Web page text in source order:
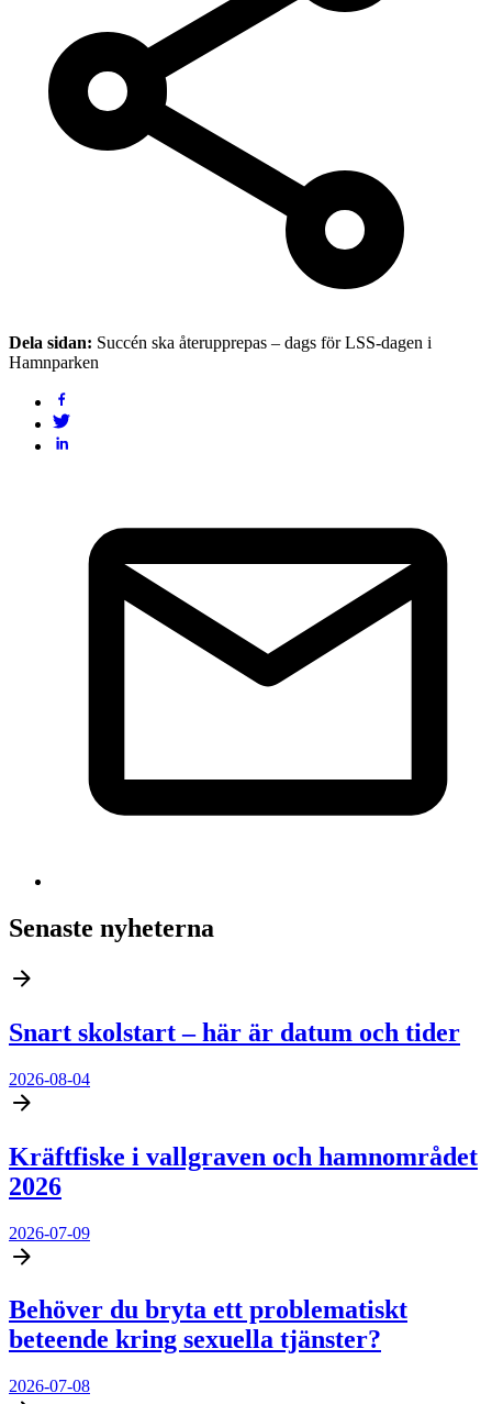
Dela sidan: Succén ska återupprepas – dags för LSS-dagen i
Hamnparken
Senaste nyheterna
Snart skolstart – här är datum och tider
2026-08-04
Kräftfiske i vallgraven och hamnområdet
2026
2026-07-09
Behöver du bryta ett problematiskt
beteende kring sexuella tjänster?
2026-07-08